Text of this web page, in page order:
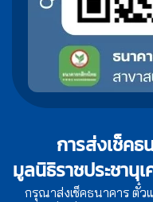
การส่งเช็คธ
มูลนิธิราชประชานุ
กรุณาส่งเช็คธนาคาร ตั๋ว